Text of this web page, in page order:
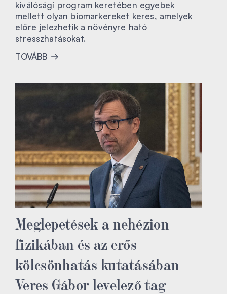
kiválósági program keretében egyebek
mellett olyan biomarkereket keres, amelyek
előre jelezhetik a növényre ható
stresszhatásokat.
TOVÁBB
Meglepetések a nehézion-
fizikában és az erős
kölcsönhatás kutatásában –
Veres Gábor levelező tag